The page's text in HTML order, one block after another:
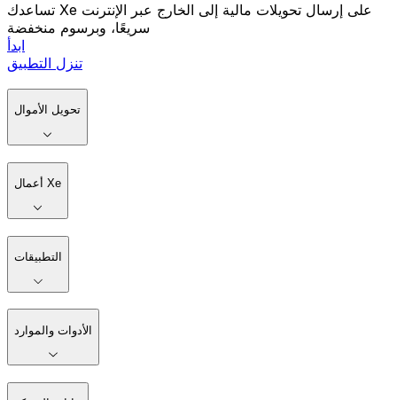
تساعدك Xe على إرسال تحويلات مالية إلى الخارج عبر الإنترنت
سريعًا، وبرسوم منخفضة
ابدأ
تنزل التطبيق
تحويل الأموال
أعمال Xe
التطبيقات
الأدوات والموارد